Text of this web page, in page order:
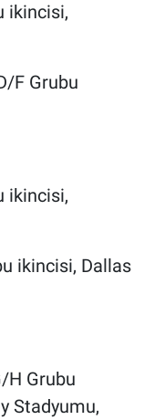
ikincisi,
F Grubu
ikincisi,
ikincisi, Dallas
H Grubu
Stadyumu,